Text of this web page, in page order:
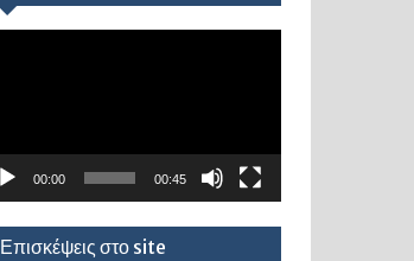
00:00 00:45
Επισκέψεις στο site